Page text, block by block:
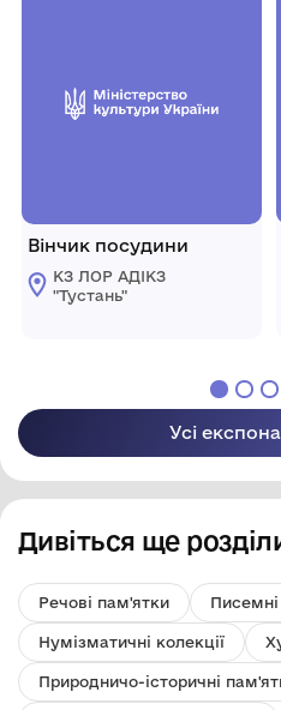
Вінчик посудини
КЗ ЛОР АДІКЗ
"Тустань"
Усі
Дивіться ще
Речові пам'ятки
Нумізматичні колекції
Природничо-історичні